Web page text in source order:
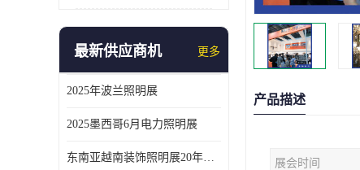
最新供应商机 更多
2025年波兰照明展
2025墨西哥6月电力照明展
东南亚越南装饰照明展20年外展服务经验
产品描述
展会时间